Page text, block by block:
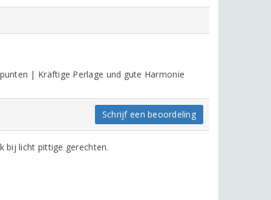
| Kräftige Perlage und gute Harmonie
Schrijf een beoordeling
bij licht pittige gerechten.